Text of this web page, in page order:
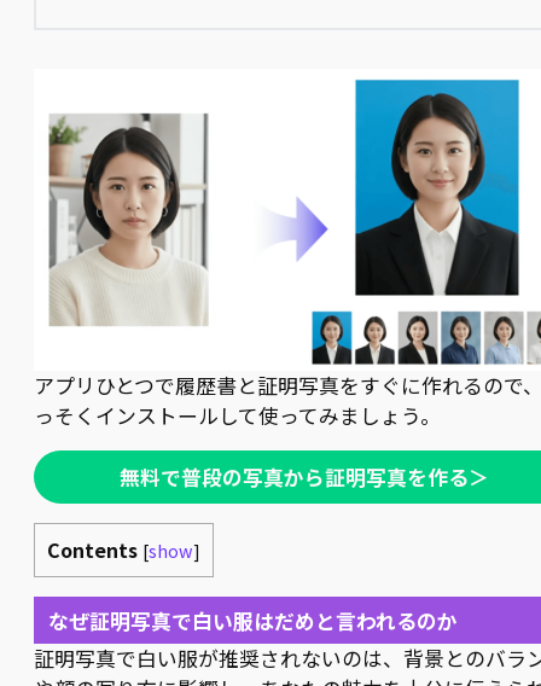
アプリひとつで履歴書と証明写真をすぐに作れるので
っそくインストールして使ってみましょう。
無料で普段の写真から証明写真を作る＞
Contents [show]
なぜ証明写真で白い服はだめと言われるのか
証明写真で白い服が推奨されないのは、背景とのバラ